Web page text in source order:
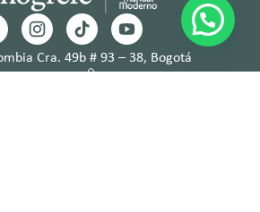
Cra. 49b # 93 – 38, Bogotá
¿Cómo te ayudo?